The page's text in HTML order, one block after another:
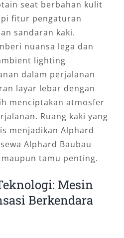
seat berbahan kulit
fitur pengaturan
sandaran kaki.
nuansa lega dan
lighting
dalam perjalanan
layar lebar dengan
menciptakan atmosfer
Ruang kaki yang
menjadikan Alphard
Alphard Baubau
tamu penting.
Mesin
Berkendara